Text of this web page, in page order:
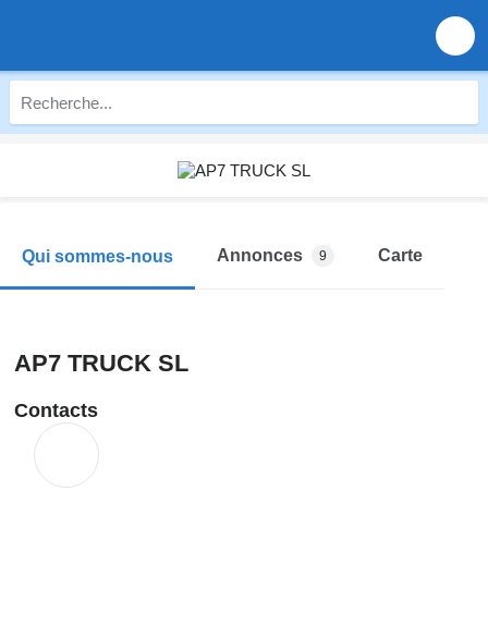
Qui sommes-nous Annonces 9 Carte
AP7 TRUCK SL
Contacts